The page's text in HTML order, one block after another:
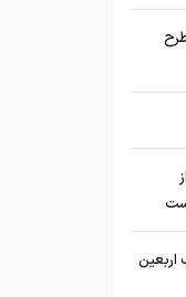
در طرح
اربعین